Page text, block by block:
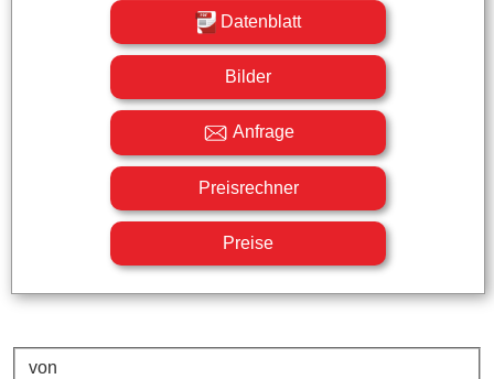
Datenblatt
Bilder
Anfrage
Preisrechner
Preise
von